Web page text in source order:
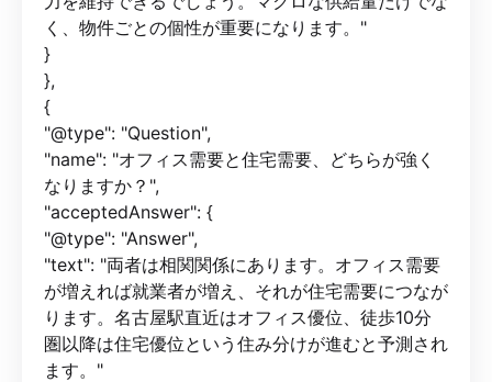
く、物件ごとの個性が重要になります。"
}
},
{
"@type": "Question",
"name": "オフィス需要と住宅需要、どちらが強く
なりますか？",
"acceptedAnswer": {
"@type": "Answer",
"text": "両者は相関関係にあります。オフィス需要
が増えれば就業者が増え、それが住宅需要につなが
ります。名古屋駅直近はオフィス優位、徒歩10分
圏以降は住宅優位という住み分けが進むと予測され
ます。"